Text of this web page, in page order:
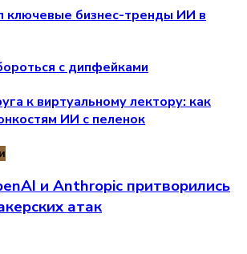
ключевые бизнес-тренды ИИ в
с дипфейками
к виртуальному лектору: как
ИИ с пеленок
и Anthropic притворились
атак